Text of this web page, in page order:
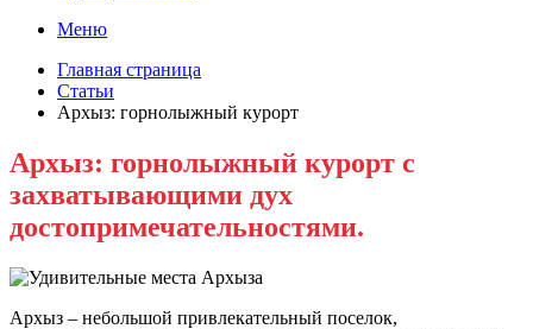
Меню
Главная страница
Статьи
Архыз: горнолыжный курорт
Архыз: горнолыжный курорт с
захватывающими дух
достопримечательностями.
Архыз – небольшой привлекательный поселок,